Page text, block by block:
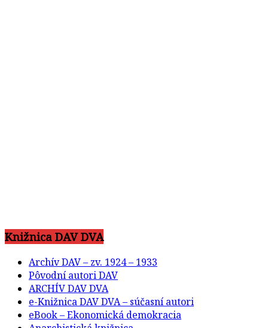
Knižnica DAV DVA
Archív DAV – zv. 1924 – 1933
Pôvodní autori DAV
ARCHÍV DAV DVA
e-Knižnica DAV DVA – súčasní autori
eBook – Ekonomická demokracia